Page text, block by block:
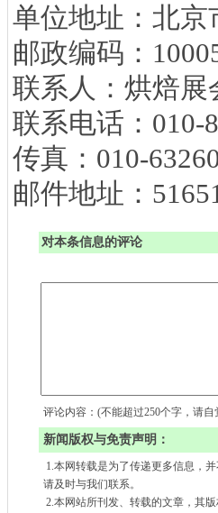
单位地址：北京
邮政编码：
联系人：烘焙展
联系电话：010-
传真：010-
邮件地址：
对本条信息的评论
评论内容：(不能超过250个字，请
新闻版权与免责声明：
1.本网转载是为了传递更多信息，
请及时与我们联系。
2.本网站所刊发、转载的文章，其